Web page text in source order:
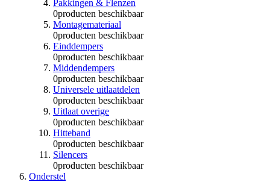
Pakkingen & Flenzen
0producten beschikbaar
Montagemateriaal
0producten beschikbaar
Einddempers
0producten beschikbaar
Middendempers
0producten beschikbaar
Universele uitlaatdelen
0producten beschikbaar
Uitlaat overige
0producten beschikbaar
Hitteband
0producten beschikbaar
Silencers
0producten beschikbaar
Onderstel